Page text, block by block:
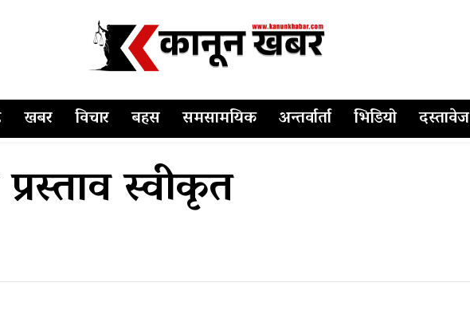
खबर विचार बहस समसामयिक अन्तर्वार्ता भिडियो दस्तावेज
स्वीकृत